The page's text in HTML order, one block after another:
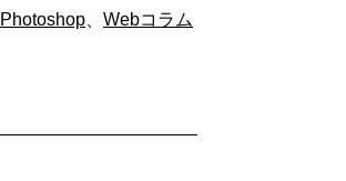
UP！
イ
Photoshop
Webコラム